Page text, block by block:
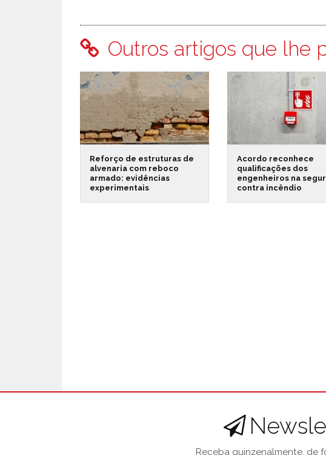
Outros artigos que lhe
Reforço de estruturas de
alvenaria com reboco
armado: evidências
experimentais
Acordo reconhece
qualificações dos
engenheiros na
contra incêndio
Receba quinzenalmente, de